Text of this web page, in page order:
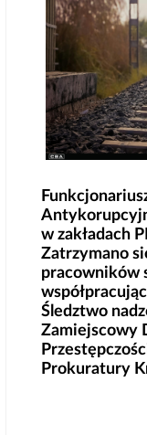
w zakładach
Zatrzymano
pracowników
Śledztwo
Zamiejscowy
Prokuratury